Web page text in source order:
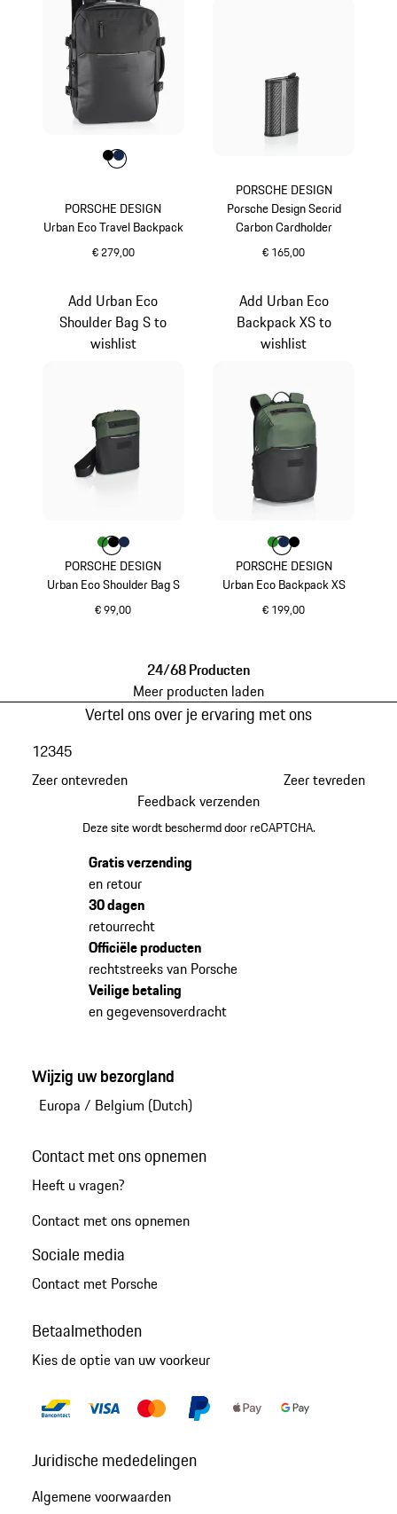
PORSCHE DESIGN
Urban Eco Travel Backpack
€ 279,00
Kleur
KleurKleur
PORSCHE DESIGN
Porsche Design Secrid
Carbon Cardholder
€ 165,00
PORSCHE DESIGN
Urban Eco Shoulder Bag S
€ 99,00
Add Urban Eco
Shoulder Bag S to
wishlist
Kleur
Kleur
KleurKleur
PORSCHE DESIGN
Urban Eco Backpack XS
€ 199,00
Add Urban Eco
Backpack XS to
wishlist
Kleur
Kleur
KleurKleur
24/68 Producten
Meer producten laden
Vertel ons over je ervaring met ons
Zeer ontevreden
12345
Zeer tevreden
Feedback verzenden
Deze site wordt beschermd door reCAPTCHA.
Gratis verzending
en retour
30 dagen
retourrecht
Officiële producten
rechtstreeks van Porsche
Veilige betaling
en gegevensoverdracht
Wijzig uw bezorgland
Europa / Belgium (Dutch)
Contact met ons opnemen
Heeft u vragen?
Contact met ons opnemen
Sociale media
Contact met Porsche
Betaalmethoden
Kies de optie van uw voorkeur
Juridische mededelingen
Algemene voorwaarden